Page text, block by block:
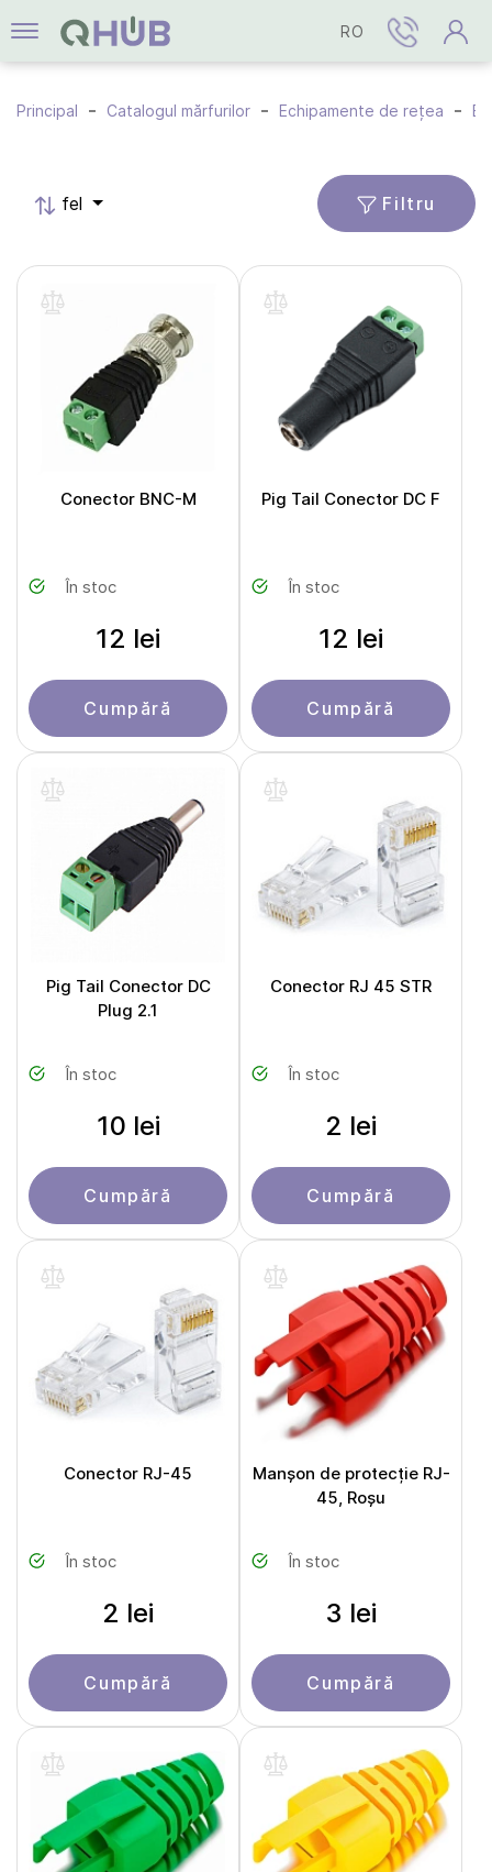
RO
Principal Catalogul mărfurilor Echipamente de rețea
fel Filtru
Conector BNC-M
În stoc
12 lei
Cumpără
Pig Tail Conector DC F
În stoc
12 lei
Cumpără
Pig Tail Conector DC
Plug 2.1
În stoc
10 lei
Cumpără
Conector RJ 45 STR
În stoc
2 lei
Cumpără
Conector RJ-45
În stoc
2 lei
Cumpără
Manșon de protecție RJ-
45, Roșu
În stoc
3 lei
Cumpără